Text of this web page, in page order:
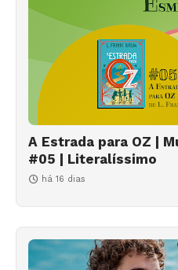
A Estrada para OZ |
#05 | Literalíssimo
há 16 dias